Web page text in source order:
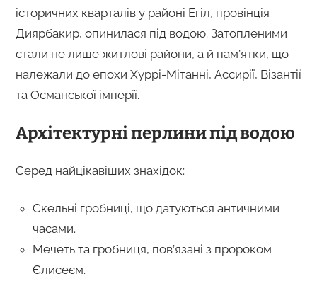
історичних кварталів у районі Егіл, провінція
Диярбакир, опинилася під водою. Затопленими
стали не лише житлові райони, а й пам’ятки, що
належали до епохи Хуррі-Мітанні, Ассирії, Візантії
та Османської імперії.
Архітектурні перлини під водою
Серед найцікавіших знахідок:
Скельні гробниці, що датуються античними
часами.
Мечеть та гробниця, пов’язані з пророком
Єлисеєм.